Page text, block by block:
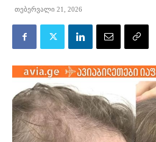
თებერვალი 21, 2026